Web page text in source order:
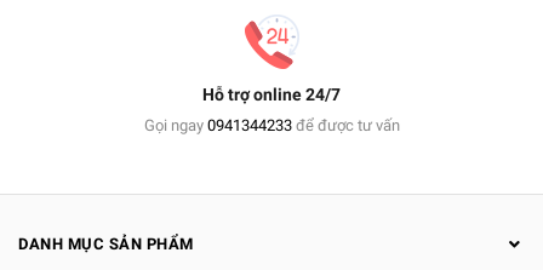
Hỗ trợ online 24/7
Gọi ngay 0941344233để được tư vấn
DANH MỤC SẢN PHẨM